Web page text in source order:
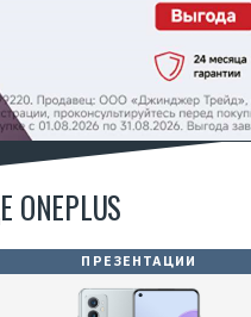
ПРЕЗЕНТАЦИИ